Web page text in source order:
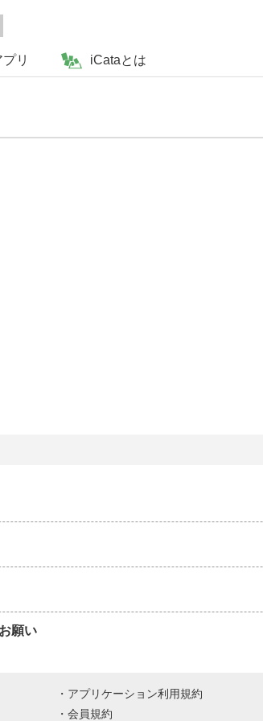
プリ iCataとは
願い
アプリケーション利用規約
会員規約